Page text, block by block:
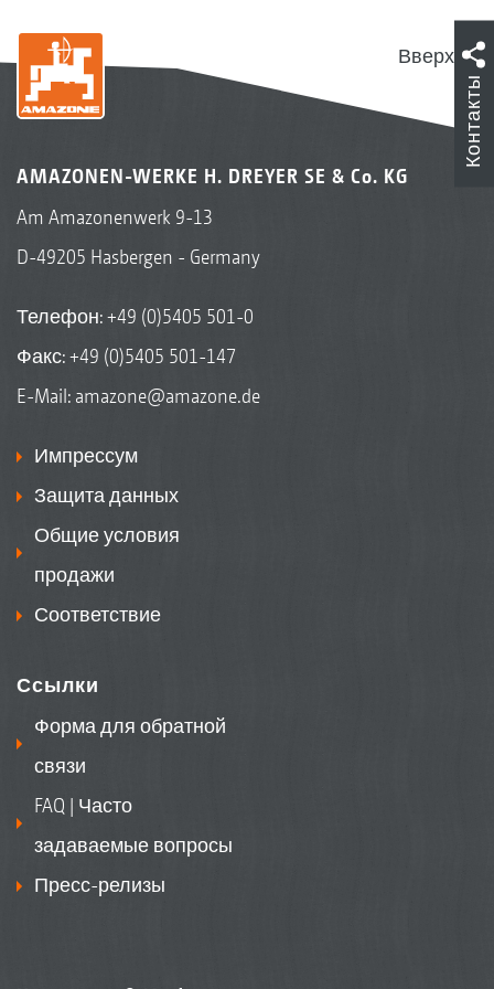
кнопки record автоматически
записывается маршрут и направление
движения. Точки включения обзорно
посредством стрелки. GPS-ScenarioControl
интегрирован в ISOBUS-терминал
управлением посредством
дооснащения дисплея AmaTron Twin.
включения при различных дозах
удобрений
– Предотвращение ошибок в
управлении
внесения удобрений в соответствии с
законодательством
– Правильное применение в условиях
плохой видимости, напр., в сумерках
за счет оптимальных маршрутов на
Вверх
AMAZONEN-WERKE H. DREYER SE & Co. KG
Am Amazonenwerk 9-13
D-49205 Hasbergen - Germany
Телефон:+49 (0)5405 501-0
Факс: +49 (0)5405 501-147
E-Mail: amazone@amazone.de
Импрессум
Защита данных
Общие условия
продажи
Соответствие
Ссылки
Форма для обратной
связи
FAQ | Часто
задаваемые вопросы
Пресс-релизы
Контакты